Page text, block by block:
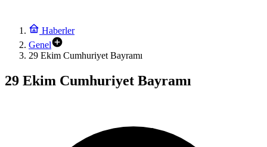
Haberler
Genel
29 Ekim Cumhuriyet Bayramı
29 Ekim Cumhuriyet Bayramı